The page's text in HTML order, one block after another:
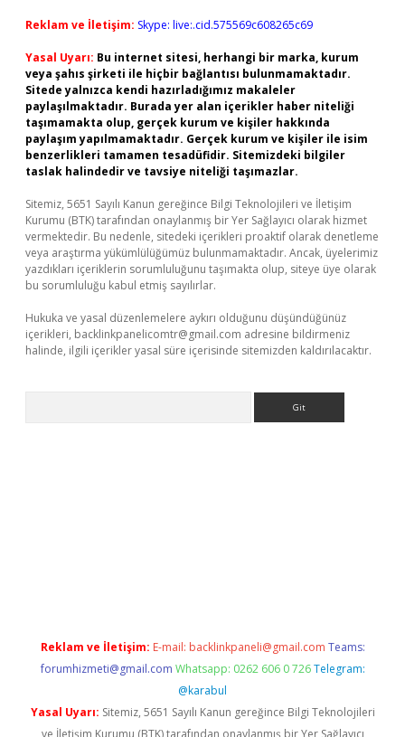
Reklam ve İletişim: Skype: live:.cid.575569c608265c69
Yasal Uyarı: Bu internet sitesi, herhangi bir marka, kurum
veya şahıs şirketi ile hiçbir bağlantısı bulunmamaktadır.
Sitede yalnızca kendi hazırladığımız makaleler
paylaşılmaktadır. Burada yer alan içerikler haber niteliği
taşımamakta olup, gerçek kurum ve kişiler hakkında
paylaşım yapılmamaktadır. Gerçek kurum ve kişiler ile isim
benzerlikleri tamamen tesadüfidir. Sitemizdeki bilgiler
taslak halindedir ve tavsiye niteliği taşımazlar.
Sitemiz, 5651 Sayılı Kanun gereğince Bilgi Teknolojileri ve İletişim
Kurumu (BTK) tarafından onaylanmış bir Yer Sağlayıcı olarak hizmet
vermektedir. Bu nedenle, sitedeki içerikleri proaktif olarak denetleme
veya araştırma yükümlülüğümüz bulunmamaktadır. Ancak, üyelerimiz
yazdıkları içeriklerin sorumluluğunu taşımakta olup, siteye üye olarak
bu sorumluluğu kabul etmiş sayılırlar.
Hukuka ve yasal düzenlemelere aykırı olduğunu düşündüğünüz
içerikleri, backlinkpanelicomtr@gmail.com adresine bildirmeniz
halinde, ilgili içerikler yasal süre içerisinde sitemizden kaldırılacaktır.
Reklam ve İletişim: E-mail: backlinkpaneli@gmail.com Teams:
forumhizmeti@gmail.com Whatsapp: 0262 606 0 726 Telegram:
@karabul
Yasal Uyarı: Sitemiz, 5651 Sayılı Kanun gereğince Bilgi Teknolojileri
ve İletişim Kurumu (BTK) tarafından onaylanmış bir Yer Sağlayıcı